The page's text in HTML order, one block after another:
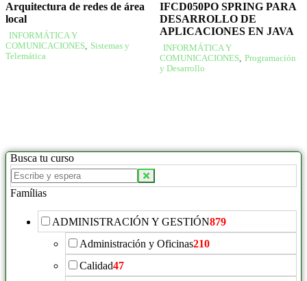
Arquitectura de redes de área
local
INFORMÁTICA Y
COMUNICACIONES, Sistemas y
Telemática
IFCD050PO SPRING PARA
DESARROLLO DE
APLICACIONES EN JAVA
INFORMÁTICA Y
COMUNICACIONES, Programación
y Desarrollo
Busca tu curso
Famílias
ADMINISTRACIÓN Y GESTIÓN879
Administración y Oficinas210
Calidad47